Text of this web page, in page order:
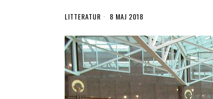
LITTERATUR 8 MAJ 2018